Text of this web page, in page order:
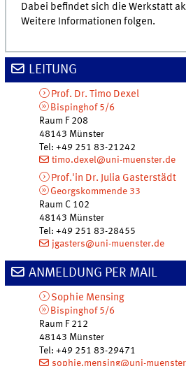
Dabei befindet sich die Werkstatt
Weitere Informationen folgen.
LEITUNG
Prof. Dr. Timo Dexel
Bispinghof 5/6
Raum F 208
48143 Münster
Tel:+49 251 83-21242
timo.dexel@uni-muenster.de
Prof.'in Dr. Julia Gasterstädt
Georgskommende 33
Raum C 102
48143 Münster
Tel:+49 251 83-28455
jgasters@uni-muenster.de
ANMELDUNG PER MAIL
Sophie Mensing
Bispinghof 5/6
Raum F 212
48143 Münster
Tel:+49 251 83-29471
sophie.mensing@uni-